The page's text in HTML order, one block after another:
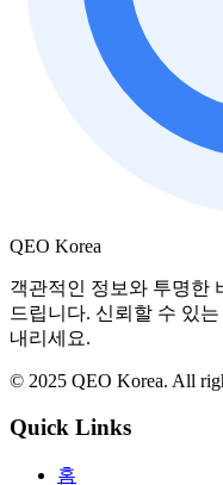
QEO Korea
객관적인 정보와 투명한
드립니다. 신뢰할 수 있
내리세요.
© 2025 QEO Korea. All
Quick Links
홈